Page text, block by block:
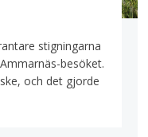
stigningarna
besöket.
och det gjorde